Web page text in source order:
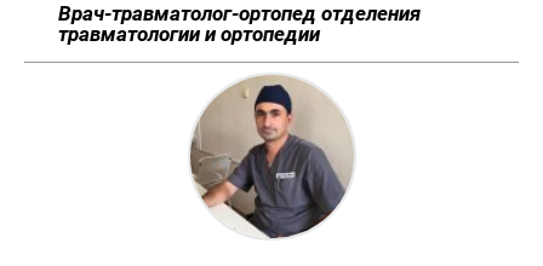
Врач-травматолог-ортопед отделения
травматологии и ортопедии